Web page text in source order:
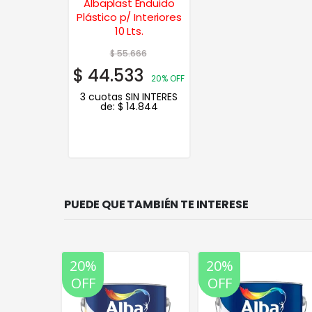
Plástico p/ Interiores
10 Lts.
$55.666
$ 44.533 20% OFF
3 cuotas SIN INTERES
de: $ 14.844
PUEDE QUE TAMBIÉN TE INTERESE
20%
OFF
20%
OFF